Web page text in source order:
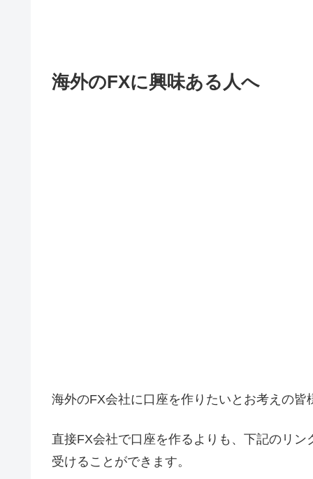
海外のFXに興味ある人へ
海外のFX会社に口座を作りたいとお考えの
直接FX会社で口座を作るよりも、下記のリ
受けることができます。